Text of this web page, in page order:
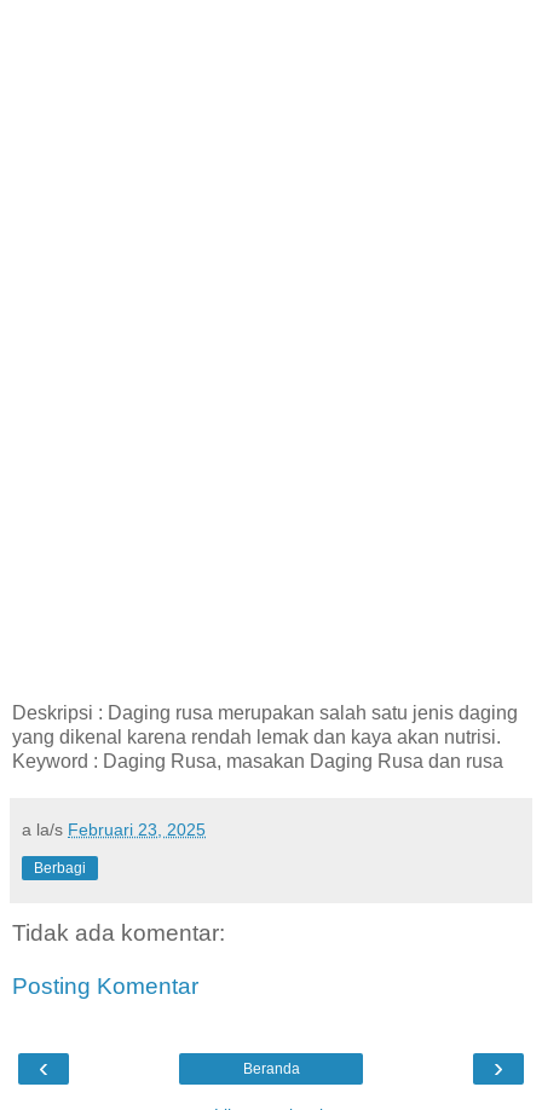
Deskripsi : Daging rusa merupakan salah satu jenis daging
yang dikenal karena rendah lemak dan kaya akan nutrisi.
Keyword : Daging Rusa, masakan Daging Rusa dan rusa
a la/s Februari 23, 2025
Berbagi
Tidak ada komentar:
Posting Komentar
‹ ›
Beranda